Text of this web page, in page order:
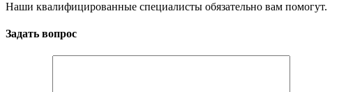
Наши квалифицированные специалисты обязательно вам помогут.
Задать вопрос